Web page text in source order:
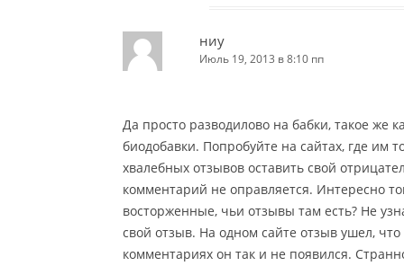
ниу
Июль 19, 2013 в 8:10 пп
Да просто разводилово на бабки, такое же
биодобавки. Попробуйте на сайтах, где им
хвалебных отзывов оставить свой
комментарий не оправляется. Интересно
восторженные, чьи отзывы там есть? Не
свой отзыв. На одном сайте отзыв ушел, что
комментариях он так и не появился.